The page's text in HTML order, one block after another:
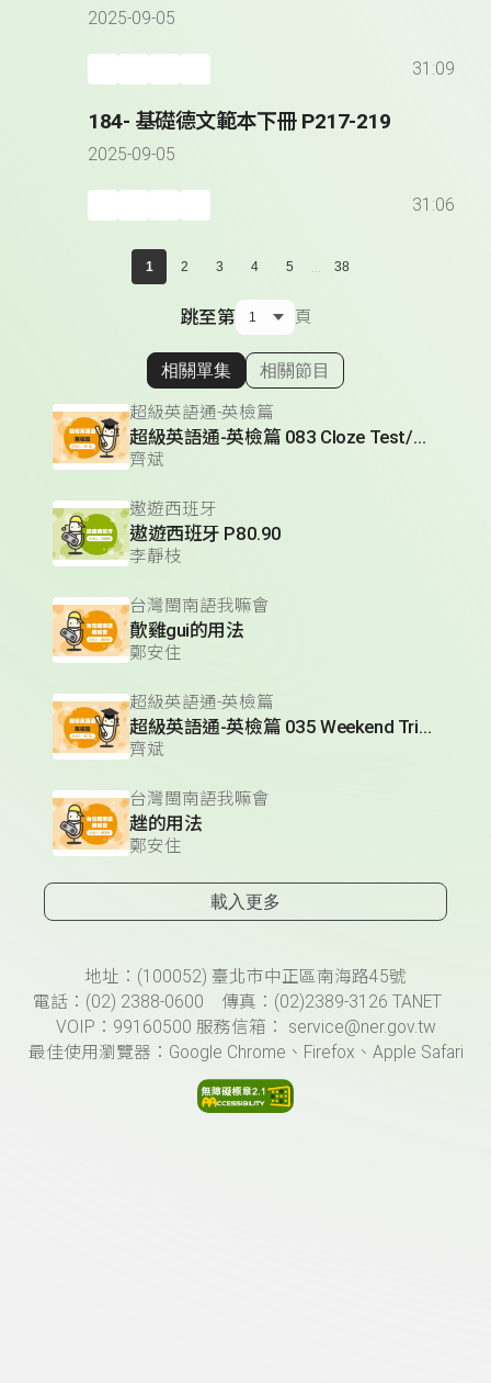
2025-09-05
31:09
184- 基礎德文範本下冊 P217-219
2025-09-05
31:06
1 2 3 4 5 ... 38
跳至第 頁
顯示相關單集
相關單集 相關節目
超級英語通-英檢篇
超級英語通-英檢篇 083 Cloze Test/段落填空-13
齊斌
遨遊西班牙
遨遊西班牙 P80.90
李靜枝
台灣閩南語我嘛會
歕雞gui的用法
鄭安住
超級英語通-英檢篇
超級英語通-英檢篇 035 Weekend Trip- 週末旅遊
齊斌
台灣閩南語我嘛會
趖的用法
鄭安住
載入更多
頁尾資訊地址：(100052) 臺北市中正區南海路45號
電話：(02) 2388-0600 傳真：(02)2389-3126 TANET
VOIP：99160500 服務信箱： service@ner.gov.tw
最佳使用瀏覽器：Google Chrome、Firefox、Apple Safari